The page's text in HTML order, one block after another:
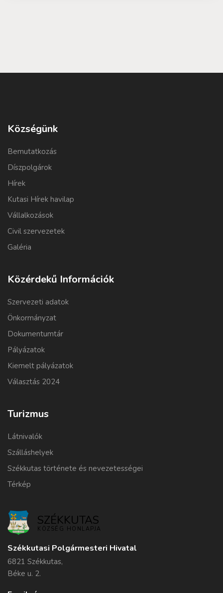
Községünk
Bemutatkozás
Díszpolgárok
Hírek
Kutasi Hírek havilap
Vállalkozások
Civil szervezetek
Galéria
Közérdekű Információk
Szervezeti adatok
Önkormányzat
Dokumentumtár
Pályázatok
Kiemelt pályázatok
Választás 2024
Turizmus
Látnivalók
Szálláshelyek
Székkutas története és nevezetességei
Térkép
SZÉKKUTAS
KÖZSÉG HONLAPJA
Székkutasi Polgármesteri Hivatal
6821 Székkutas,
Béke u. 2.